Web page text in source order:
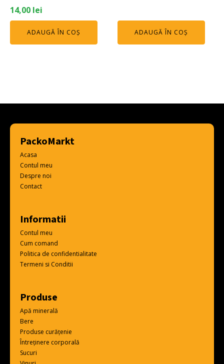
14,00 lei
ADAUGĂ ÎN COȘ ADAUGĂ ÎN COȘ
PackoMarkt
Acasa
Contul meu
Despre noi
Contact
Informatii
Contul meu
Cum comand
Politica de confidentialitate
Termeni si Conditii
Produse
Apă minerală
Bere
Produse curățenie
Întreținere corporală
Sucuri